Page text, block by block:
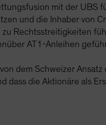
mit der UBS
und die Inhaber von
Rechtsstreitigkeiten
AT1-Anleihen
dem Schweizer
dass die Aktionäre als